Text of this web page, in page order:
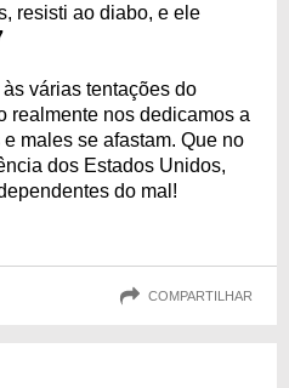
resisti ao diabo, e ele
várias tentações do
realmente nos dedicamos a
males se afastam. Que no
dos Estados Unidos,
do mal!
COMPARTILHAR